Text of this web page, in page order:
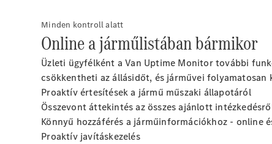
Minden kontroll alatt
Online a járműlistában bármikor
Üzleti ügyfélként a Van Uptime Monitor további
csökkentheti az állásidőt, és járművei
Proaktív értesítések a jármű műszaki állapotáról
Összevont áttekintés az összesajánlott
Könnyű hozzáférés a járműinformációkhoz - online
Proaktív javításkezelés